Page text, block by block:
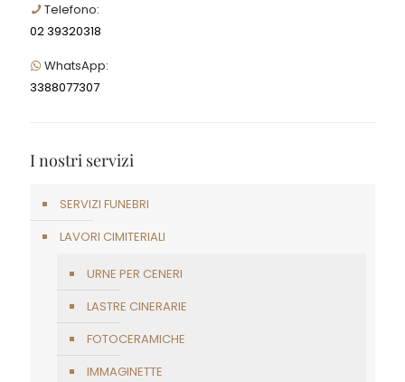
Telefono:
02 39320318
WhatsApp:
3388077307
I nostri servizi
SERVIZI FUNEBRI
LAVORI CIMITERIALI
URNE PER CENERI
LASTRE CINERARIE
FOTOCERAMICHE
IMMAGINETTE